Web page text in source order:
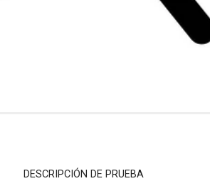
DESCRIPCIÓN DE PRUEBA